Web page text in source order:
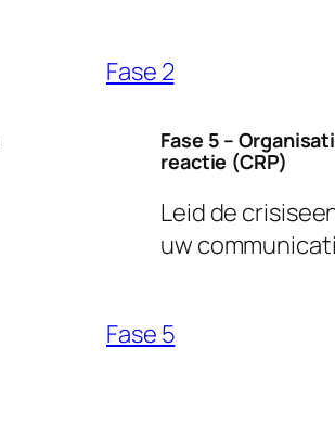
Fase 2
Fase 5 –
reactie (CRP)
Leid de
uw
Fase 5